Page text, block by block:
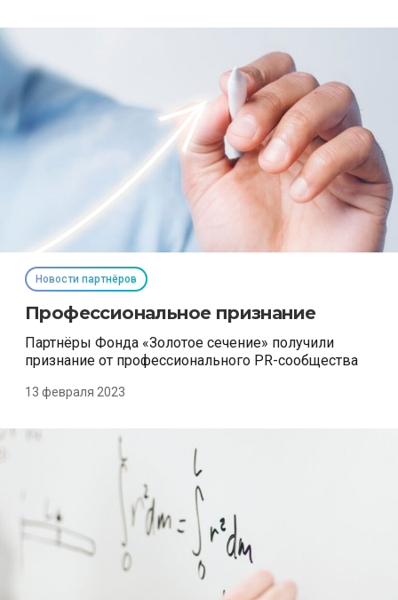
Новости партнёров
Профессиональное признание
Партнёры Фонда «Золотое сечение» получили
признание от профессионального PR-сообщества
13 февраля 2023